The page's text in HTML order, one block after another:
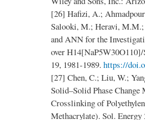
[26] Hafizi, A.;
Salooki, M.; Heravi, M.M.;
and ANN for the
over
19, 1981-1989. https://
[27] Chen, C.; Liu, W.;
Solid–Solid Phase
Crosslinking of
Methacrylate). Sol. Energy